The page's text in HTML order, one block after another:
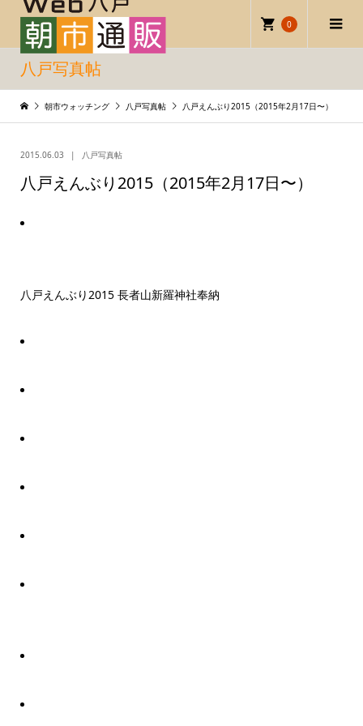
0
八戸写真帖
朝市ウォッチング 八戸写真帖 八戸えんぶり2015（2015年2月17日〜）
2015.06.03 八戸写真帖
八戸えんぶり2015（2015年2月17日〜）
八戸えんぶり2015 長者山新羅神社奉納